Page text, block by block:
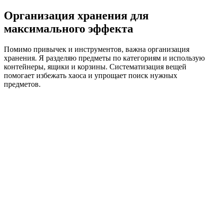
Организация хранения для
максимального эффекта
Помимо привычек и инструментов, важна организация
хранения. Я разделяю предметы по категориям и использую
контейнеры, ящики и корзины. Систематизация вещей
помогает избежать хаоса и упрощает поиск нужных
предметов.